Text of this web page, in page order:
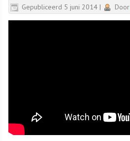
Gepubliceerd 5 juni 2014 | Door